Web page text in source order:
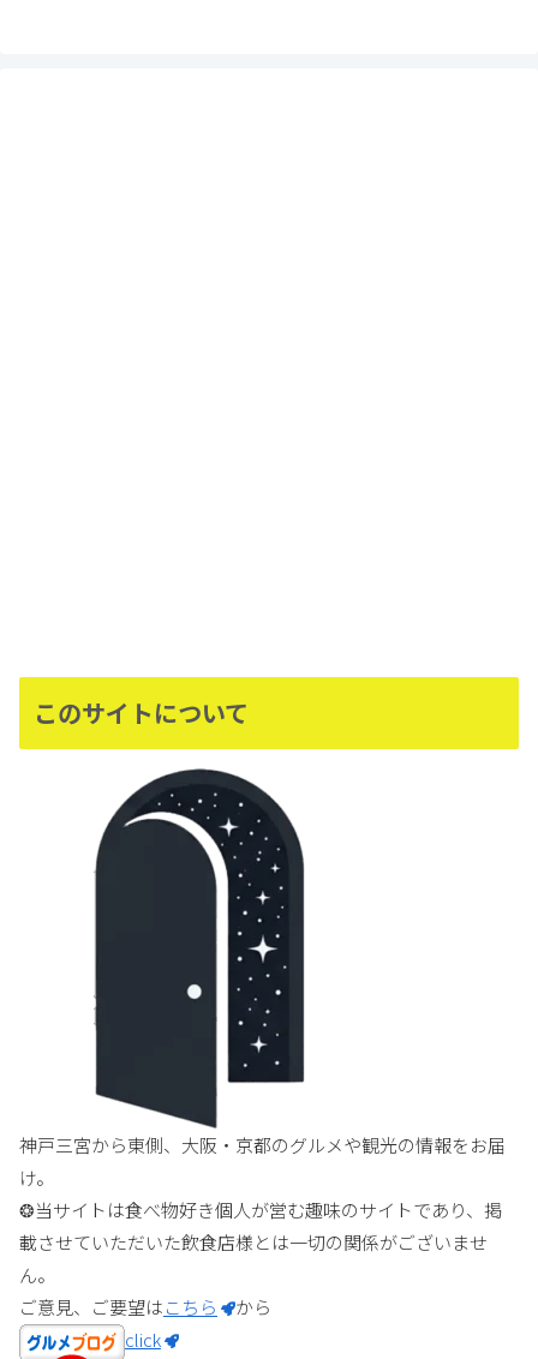
このサイトについて
神戸三宮から東側、大阪・京都のグルメや観光の情報をお届
け。
❂当サイトは食べ物好き個人が営む趣味のサイトであり、掲
載させていただいた飲食店様とは一切の関係がございませ
ん。
ご意見、ご要望はこちら
から
click